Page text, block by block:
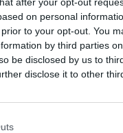
on personal
to your opt-out. You
by third parties
be disclosed by us to
disclose it to other
Per Spalletti [...]